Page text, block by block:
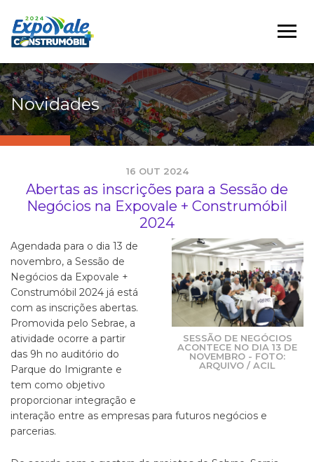
Novidades
16 OUT 2024
Abertas as inscrições para a Sessão de
Negócios na Expovale + Construmóbil
2024
SESSÃO DE NEGÓCIOS
ACONTECE NO DIA 13 DE
NOVEMBRO - FOTO:
ARQUIVO / ACIL
Agendada para o dia 13 de
novembro, a Sessão de
Negócios da Expovale +
Construmóbil 2024 já está
com as inscrições abertas.
Promovida pelo Sebrae, a
atividade ocorre a partir
das 9h no auditório do
Parque do Imigrante e
tem como objetivo
proporcionar integração e
interação entre as empresas para futuros negócios e
parcerias.